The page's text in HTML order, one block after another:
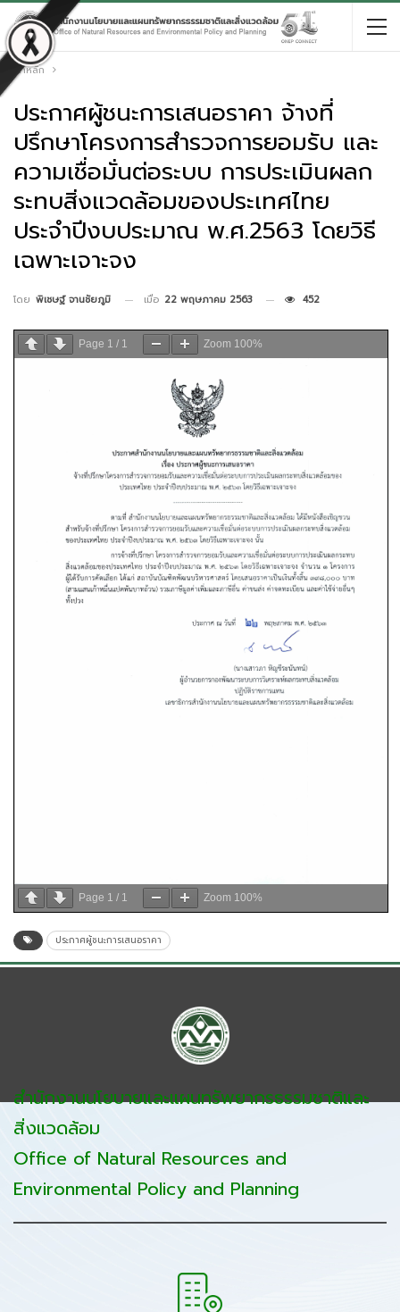
หน้าหลัก
ประกาศผู้ชนะการเสนอราคา จ้างที่
ปรึกษาโครงการสำรวจการยอมรับ และ
ความเชื่อมั่นต่อระบบ การประเมินผลก
ระทบสิ่งแวดล้อมของประเทศไทย
ประจำปีงบประมาณ พ.ศ.2563 โดยวิธี
เฉพาะเจาะจง
โดย พิเชษฐ์ จานชัยภูมิ เมื่อ 22 พฤษภาคม 2563 452
Page 1 / 1 Zoom 100%
Page 1 / 1 Zoom 100%
ประกาศผู้ชนะการเสนอราคา
สำนักงานนโยบายและแผนทรัพยากรธรรมชาติและ
สิ่งแวดล้อม
Office of Natural Resources and
Environmental Policy and Planning